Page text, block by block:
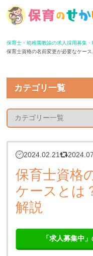
保育士・幼稚園教諭の求人採用募集
保育士資格の名前変更が必要なケー
カテゴリ一覧
2024.02.21
保育士資格
ケースとは
解説
「求人募集中